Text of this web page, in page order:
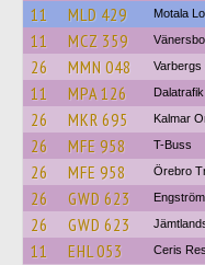
11 MLD 429 Motala
11 MCZ 359
26 MMN 048 Varbergs
11 MPA 126 Dalatrafik
26 MKR 695 Kalmar
26 MFE 958 T-Buss
26 MFE 958 Örebro
26 GWD 623
26 GWD 623
11 EHL 053 Ceris